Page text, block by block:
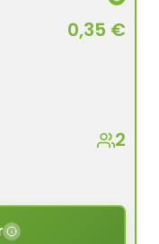
0,35 €
2